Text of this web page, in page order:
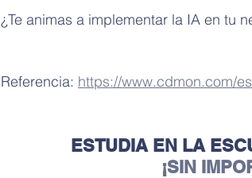
¿Te animas a implementar la IA en tu
Referencia: https://www.cdmon.com/
ESTUDIA EN LA
¡SIN